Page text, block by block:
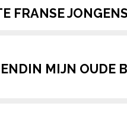
FRANSE
MIJN OUDE